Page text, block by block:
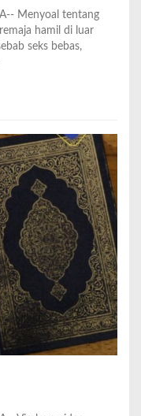
Menyoal tentang
hamil di luar
seks bebas,